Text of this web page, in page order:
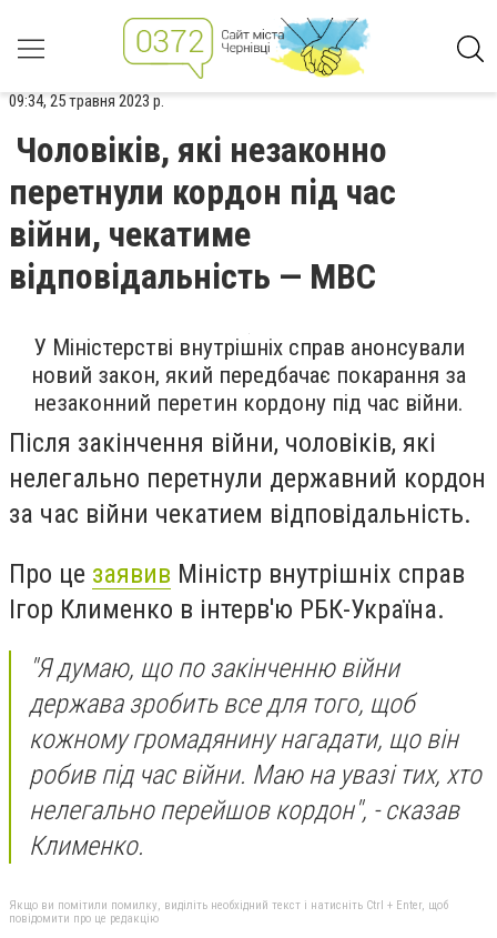
09:34, 25 травня 2023 р.
Чоловіків, які незаконно
перетнули кордон під час
війни, чекатиме
відповідальність — МВС
У Міністерстві внутрішніх справ анонсували
новий закон, який передбачає покарання за
незаконний перетин кордону під час війни.
Після закінчення війни, чоловіків, які
нелегально перетнули державний кордон
за час війни чекатием відповідальність.
Про це заявив Міністр внутрішніх справ
Ігор Клименко в інтерв'ю РБК-Україна.
"Я думаю, що по закінченню війни
держава зробить все для того, щоб
кожному громадянину нагадати, що він
робив під час війни. Маю на увазі тих, хто
нелегально перейшов кордон", - сказав
Клименко.
Якщо ви помітили помилку, виділіть необхідний текст і натисніть Ctrl + Enter, щоб
повідомити про це редакцію